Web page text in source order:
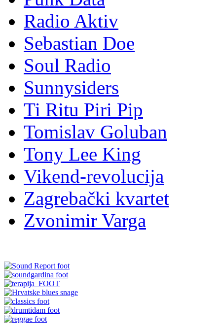
Radio Aktiv
Sebastian Doe
Soul Radio
Sunnysiders
Ti Ritu Piri Pip
Tomislav Goluban
Tony Lee King
Vikend-revolucija
Zagrebački kvartet
Zvonimir Varga